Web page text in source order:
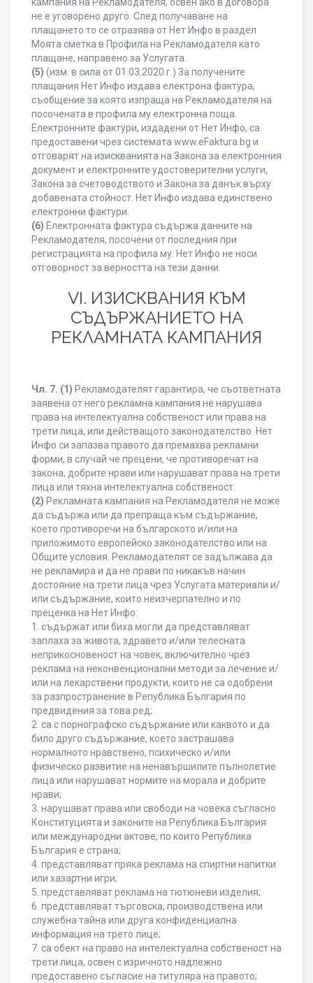
не е уговорено друго. След получаване на
плащането то се отразява от Нет Инфо в раздел
Моята сметка в Профила на Рекламодателя като
плащане, направено за Услугата.
(5) (изм. в сила от 01.03.2020 г.) За получените
плащания Нет Инфо издава електрона фактура,
съобщение за която изпраща на Рекламодателя на
посочената в профила му електронна поща.
Електронните фактури, издадени от Нет Инфо, са
предоставени чрез системата www.eFaktura.bg и
отговарят на изискванията на Закона за електронния
документ и електронните удостоверителни услуги,
Закона за счетоводството и Закона за данък върху
добавената стойност. Нет Инфо издава единствено
електронни фактури.
(6) Електронната фактура съдържа данните на
Рекламодателя, посочени от последния при
регистрацията на профила му. Нет Инфо не носи
отговорност за верността на тези данни.
VI. ИЗИСКВАНИЯ КЪМ
СЪДЪРЖАНИЕТО НА
РЕКЛАМНАТА КАМПАНИЯ
Чл. 7. (1) Рекламодателят гарантира, че съответната
заявена от него рекламна кампания не нарушава
права на интелектуална собственост или права на
трети лица, или действащото законодателство. Нет
Инфо си запазва правото да премахва рекламни
форми, в случай че прецени, че противоречат на
закона, добрите нрави или нарушават права на трети
лица или тяхна интелектуална собственост.
(2) Рекламната кампания на Рекламодателя не може
да съдържа или да препраща към съдържание,
което противоречи на българското и/или на
приложимото европейско законодателство или на
Общите условия. Рекламодателят се задължава да
не рекламира и да не прави по никакъв начин
достояние на трети лица чрез Услугата материали и/
или съдържание, които неизчерпателно и по
преценка на Нет Инфо:
1. съдържат или биха могли да представляват
заплаха за живота, здравето и/или телесната
неприкосновеност на човек, включително чрез
реклама на неконвенционални методи за лечение и/
или на лекарствени продукти, които не са одобрени
за разпространение в Република България по
предвидения за това ред;
2. са с порнографско съдържание или каквото и да
било друго съдържание, което застрашава
нормалното нравствено, психическо и/или
физическо развитие на ненавършилите пълнолетие
лица или нарушават нормите на морала и добрите
нрави;
3. нарушават права или свободи на човека съгласно
Конституцията и законите на Република България
или международни актове, по които Република
България е страна;
4. представляват пряка реклама на спиртни напитки
или хазартни игри;
5. представляват реклама на тютюневи изделия;
6. представляват търговска, производствена или
служебна тайна или друга конфиденциална
информация на трето лице;
7. са обект на право на интелектуална собственост на
трети лица, освен с изричното надлежно
предоставено съгласие на титуляра на правото;